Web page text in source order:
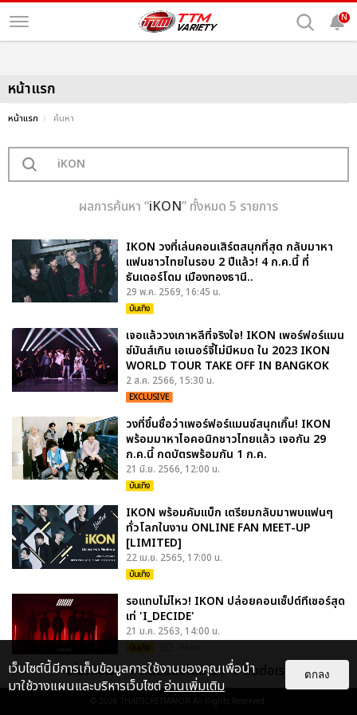
N
หน้าแรก
หน้าแรก ค้นหา
ผลการค้นหา “iKON” ทั้งหมด 5 รายการ
IKON วงที่เล่นคอนเสิร์ตสนุกที่สุด กลับมาหา
แฟนชาวไทยในรอบ 2 ปีแล้ว! 4 ก.ค.นี้ ที่
ธันเดอร์โดม เมืองทองธานี..
29 พ.ค. 2569, 16:45 น.
บันเทิง
เจอแล้ววงเกาหลีที่จริงใจ! IKON เพอร์ฟอร์แมน
ซ์มันส์เกิน เอเนอร์จี้ไม่มีหมด ใน 2023 IKON
WORLD TOUR TAKE OFF IN BANGKOK
2 ส.ค. 2566, 15:30 น.
EXCLUSIVE
วงที่ขึ้นชื่อว่าเพอร์ฟอร์แมนซ์สนุกเกิ๊น! IKON
พร้อมมาหาไอคอนิกชาวไทยแล้ว เจอกัน 29
ก.ค.นี้ กดบัตรพร้อมกัน 1 ก.ค.
21 มิ.ย. 2566, 12:00 น.
บันเทิง
IKON พร้อมคัมแบ็ก เตรียมกลับมาพบแฟนๆ
ทั่วโลกในงาน ONLINE FAN MEET-UP
[LIMITED]
22 เม.ย. 2565, 17:00 น.
บันเทิง
รอแทบไม่ไหว! IKON ปล่อยคอนเซ็ปต์ทีเซอร์สุด
เท่ 'I_DECIDE'
21 ม.ค. 2563, 14:00 น.
บันเทิง
เกี่ยวกับเรา ติดต่อลงโฆษณา ติดต่อเรา
© 2026 THAITICKETMAJOR All Rights Reserved.
เว็บไซต์นี้มีการเก็บข้อมูลการใช้งานของคุณเพื่อนำ
มาใช้วางแผนและบริหารเว็บไซต์อ่านเพิ่มเติม
ตกลง